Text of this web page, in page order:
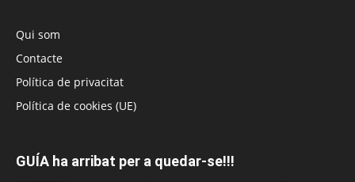
Qui som
Contacte
Política de privacitat
Política de cookies (UE)
GUÍA ha arribat per a quedar-se!!!